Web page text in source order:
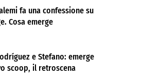
fa una confessione su
Cosa emerge
e Stefano: emerge
scoop, il retroscena